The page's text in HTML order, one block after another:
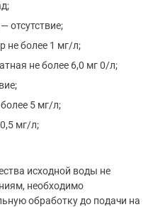
отсутствие;
не более 1 мг/л;
не более 6,0 мг 0/л;
5 мг/л;
мг/л;
исходной воды не
необходимо
обработку до подачи на